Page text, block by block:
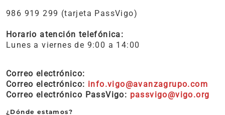
986 919 299 (tarjeta PassVigo)
Horario atención telefónica:
Lunes a viernes de 9:00 a 14:00
Correo electrónico:
Correo electrónico: info.vigo@avanzagrupo.com
Correo electrónico PassVigo: passvigo@vigo.org
¿Dónde estamos?